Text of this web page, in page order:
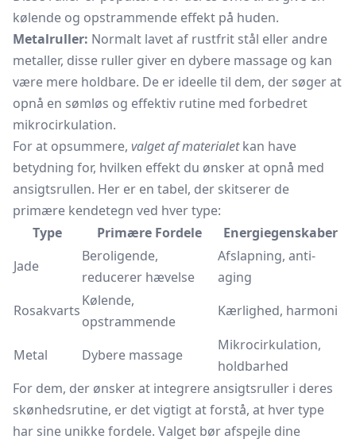
kølende og opstrammende effekt på huden.
Metalruller: Normalt lavet af rustfrit stål eller andre
metaller, disse ruller giver en dybere massage og kan
være mere holdbare. De er ideelle til dem, der søger at
opnå en sømløs og effektiv rutine med forbedret
mikrocirkulation.
For at opsummere, valget af materialetkan have
betydning for, hvilken effekt du ønsker at opnå med
ansigtsrullen. Her er en tabel, der skitserer de
primære kendetegn ved hver type:
Type
Primære Fordele
Energiegenskaber
Jade
Beroligende,
reducerer hævelse
Afslapning, anti-
aging
Rosakvarts
Kølende,
opstrammende
Kærlighed, harmoni
Metal Dybere massage
Mikrocirkulation,
holdbarhed
For dem, der ønsker at integrere ansigtsruller i deres
skønhedsrutine, er det vigtigt at forstå, at hver type
har sine unikke fordele. Valget bør afspejle dine